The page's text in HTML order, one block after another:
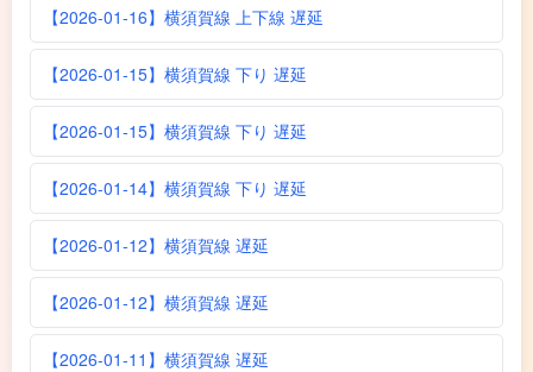
【2026-01-16】横須賀線 上下線 遅延
【2026-01-15】横須賀線 下り 遅延
【2026-01-15】横須賀線 下り 遅延
【2026-01-14】横須賀線 下り 遅延
【2026-01-12】横須賀線 遅延
【2026-01-12】横須賀線 遅延
【2026-01-11】横須賀線 遅延